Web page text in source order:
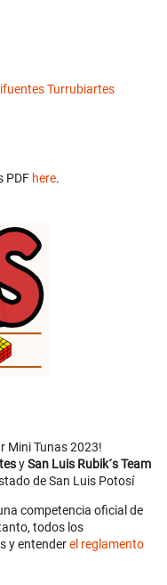
Turrubiartes
PDF here.
Mini Tunas 2023!
ySan Luis Rubik´s Team
de San Luis Potosí
competencia oficial de
todos los
y entenderel reglamento